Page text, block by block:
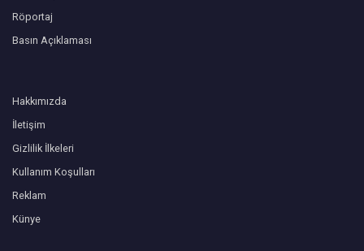
Röportaj
Basın Açıklaması
Hakkımızda
İletişim
Gizlilik İlkeleri
Kullanım Koşulları
Reklam
Künye